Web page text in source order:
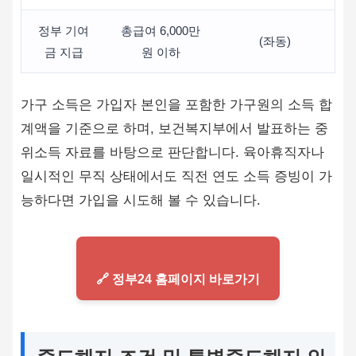
정부 기여
금 지급
총급여 6,000만
원 이하
(좌동)
가구 소득은 가입자 본인을 포함한 가구원의 소득 합
계액을 기준으로 하며, 보건복지부에서 발표하는 중
위소득 자료를 바탕으로 판단합니다. 육아휴직자나
일시적인 무직 상태에서도 직전 연도 소득 증빙이 가
능하다면 가입을 시도해 볼 수 있습니다.
🔗 정부24 홈페이지 바로가기